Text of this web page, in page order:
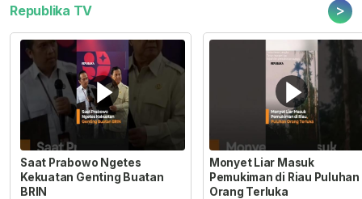
Republika TV >
Saat Prabowo Ngetes
Kekuatan Genting Buatan
BRIN
Monyet Liar Masuk
Pemukiman di Riau Puluhan
Orang Terluka